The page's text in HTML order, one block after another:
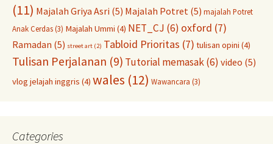
(11) Majalah Griya Asri (5) Majalah Potret (5) majalah Potret
Anak Cerdas(3) Majalah Ummi (4) NET_CJ (6) oxford (7)
Ramadan (5) street art (2) Tabloid Prioritas (7) tulisan opini (4)
Tulisan Perjalanan (9) Tutorial memasak(6) video (5)
vlog jelajah inggris (4) wales (12) Wawancara (3)
Categories